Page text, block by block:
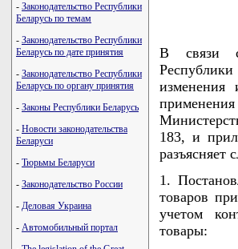
- Законодательство Республики
Беларусь по темам
- Законодательство Республики
Беларусь по дате принятия
- Законодательство Республики
Беларусь по органу принятия
- Законы Республики Беларусь
- Новости законодательства
Беларуси
- Тюрьмы Беларуси
- Законодательство России
- Деловая Украина
- Автомобильный портал
В связи с
183, и
разъясняет
1.
товаров
учетом
товары: